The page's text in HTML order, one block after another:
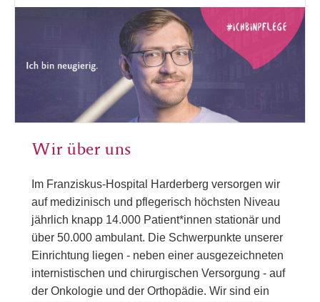
Wir über uns
Im Franziskus-Hospital Harderberg versorgen wir
auf medizinisch und pflegerisch höchsten Niveau
jährlich knapp 14.000 Patient*innen stationär und
über 50.000 ambulant. Die Schwerpunkte unserer
Einrichtung liegen - neben einer ausgezeichneten
internistischen und chirurgischen Versorgung - auf
der Onkologie und der Orthopädie. Wir sind ein